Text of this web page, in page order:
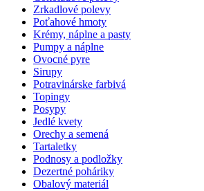
Zrkadlové polevy
Poťahové hmoty
Krémy, náplne a pasty
Pumpy a náplne
Ovocné pyre
Sirupy
Potravinárske farbivá
Topingy
Posypy
Jedlé kvety
Orechy a semená
Tartaletky
Podnosy a podložky
Dezertné poháriky
Obalový materiál